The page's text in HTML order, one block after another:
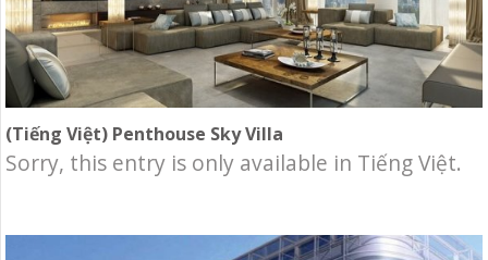
(Tiếng Việt) Penthouse Sky Villa
Sorry, this entry is only available in Tiếng Việt.